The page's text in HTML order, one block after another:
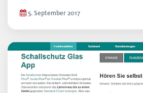
5. September 2017